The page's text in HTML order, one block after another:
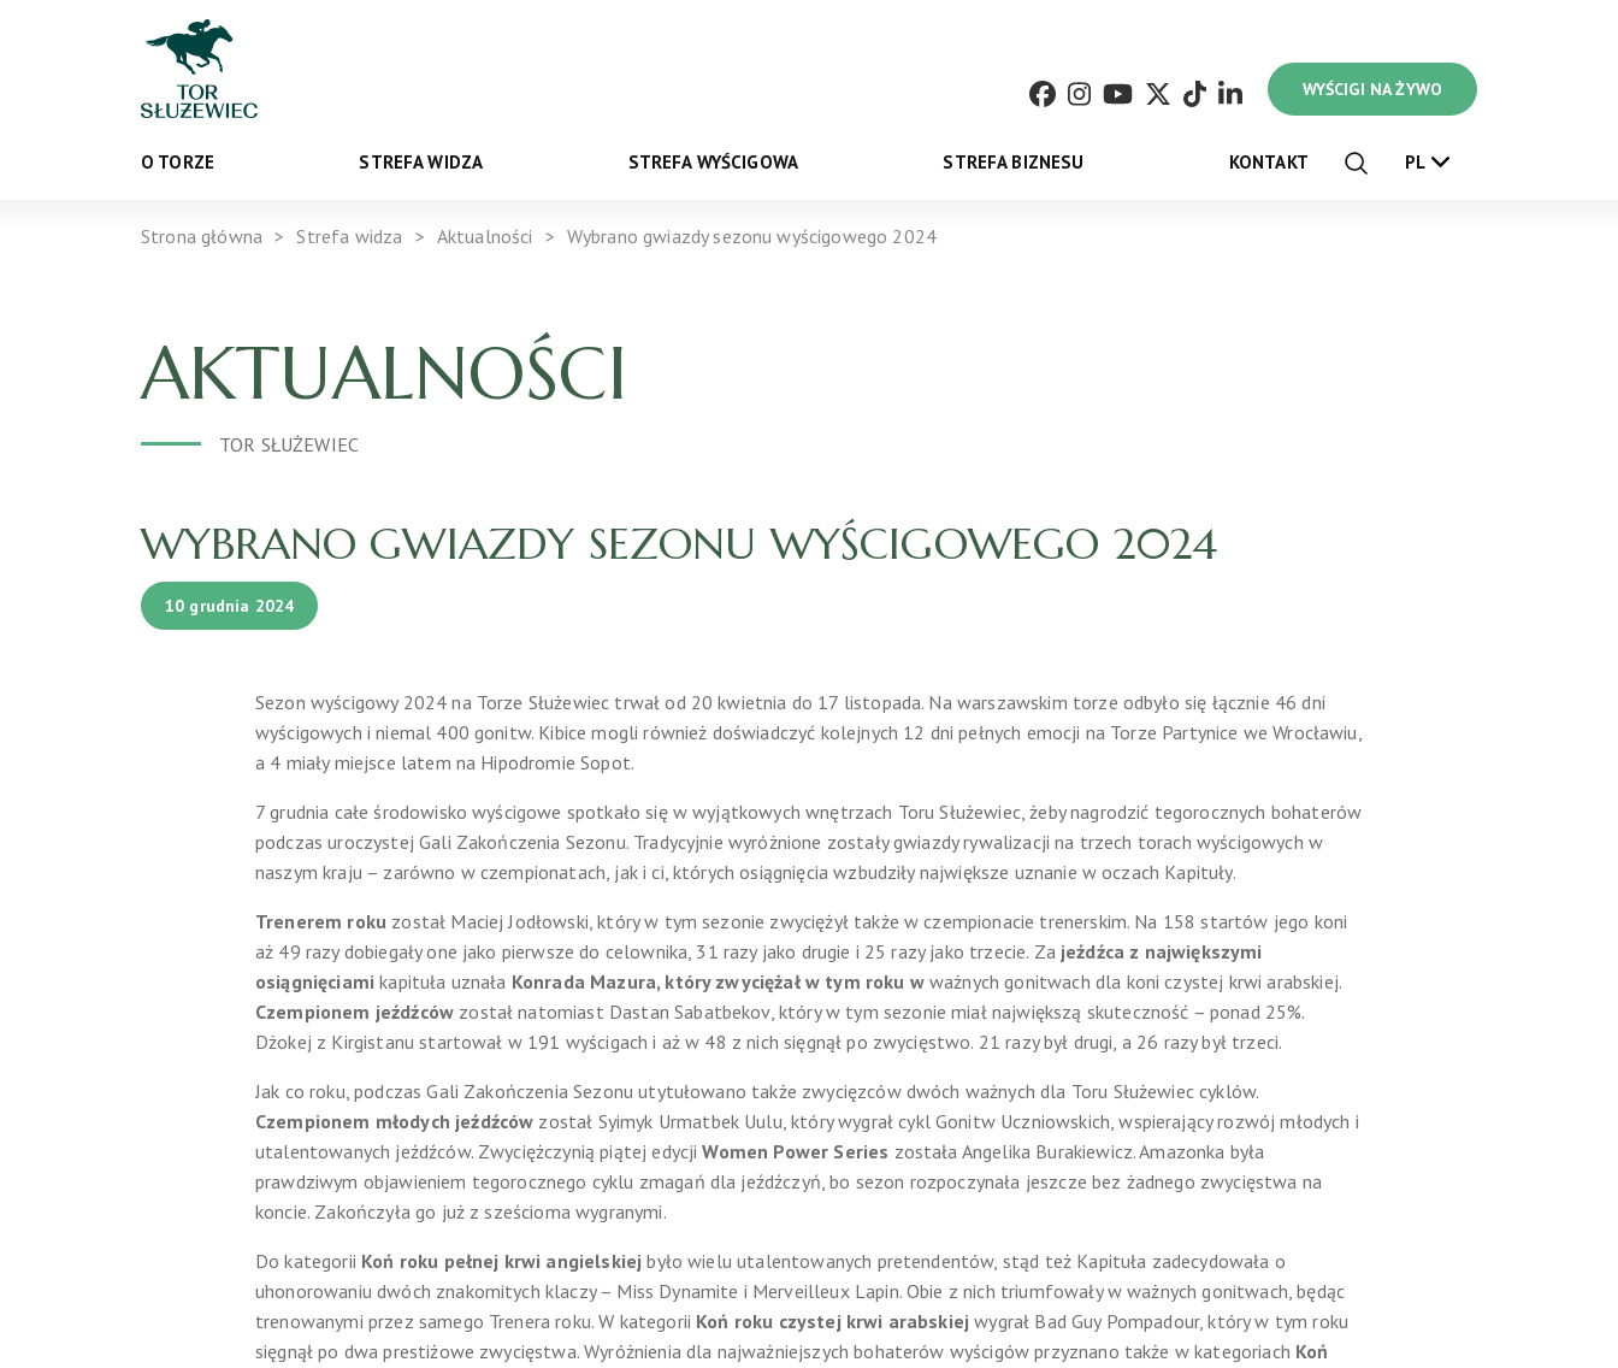
WYŚCIGI NA ŻYWO
O TORZE STREFA WIDZA STREFA WYŚCIGOWA STREFA BIZNESU KONTAKT PL
Strona główna Strefa widza Aktualności Wybrano gwiazdy sezonu wyścigowego 2024
AKTUALNOŚCI
TOR SŁUŻEWIEC
WYBRANO GWIAZDY SEZONU WYŚCIGOWEGO 2024
10 grudnia 2024
Sezon wyścigowy 2024 na Torze Służewiec trwał od 20 kwietnia do 17 listopada. Na warszawskim torze odbyło się łącznie 46 dni
wyścigowych i niemal 400 gonitw. Kibice mogli również doświadczyć kolejnych 12 dni pełnych emocji na Torze Partynice we Wrocławiu,
a 4 miały miejsce latem na Hipodromie Sopot.
7 grudnia całe środowisko wyścigowe spotkało się w wyjątkowych wnętrzach Toru Służewiec, żeby nagrodzić tegorocznych bohaterów
podczas uroczystej Gali Zakończenia Sezonu. Tradycyjnie wyróżnione zostały gwiazdy rywalizacji na trzech torach wyścigowych w
naszym kraju – zarówno w czempionatach, jak i ci, których osiągnięcia wzbudziły największe uznanie w oczach Kapituły.
Trenerem roku został Maciej Jodłowski, który w tym sezonie zwyciężył także w czempionacie trenerskim. Na 158 startów jego koni
aż 49 razy dobiegały one jako pierwsze do celownika, 31 razy jako drugie i 25 razy jako trzecie. Za jeźdźca z największymi
osiągnięciamikapituła uznała Konrada Mazura, który zwyciężał w tym roku wważnych gonitwach dla koni czystej krwi arabskiej.
Czempionem jeźdźców został natomiast Dastan Sabatbekov, który w tym sezonie miał największą skuteczność – ponad 25%.
Dżokej z Kirgistanu startował w 191 wyścigach i aż w 48 z nich sięgnął po zwycięstwo. 21 razy był drugi, a 26 razy był trzeci.
Jak co roku, podczas Gali Zakończenia Sezonu utytułowano także zwycięzców dwóch ważnych dla Toru Służewiec cyklów.
Czempionem młodych jeźdźców został Syimyk Urmatbek Uulu, który wygrał cykl Gonitw Uczniowskich, wspierający rozwój młodych i
utalentowanych jeźdźców. Zwyciężczynią piątej edycjiWomen Power Series została Angelika Burakiewicz. Amazonka była
prawdziwym objawieniem tegorocznego cyklu zmagań dla jeźdźczyń, bo sezon rozpoczynała jeszcze bez żadnego zwycięstwa na
koncie. Zakończyła go już z sześcioma wygranymi.
Do kategorii Koń roku pełnej krwi angielskiejbyło wielu utalentowanych pretendentów, stąd też Kapituła zadecydowała o
uhonorowaniu dwóch znakomitych klaczy – Miss Dynamite i Merveilleux Lapin. Obie z nich triumfowały w ważnych gonitwach, będąc
trenowanymi przez samego Trenera roku. W kategorii Koń roku czystej krwi arabskiej wygrał Bad Guy Pompadour, który w tym roku
sięgnął po dwa prestiżowe zwycięstwa. Wyróżnienia dla najważniejszych bohaterów wyścigów przyznano także w kategoriach Koń